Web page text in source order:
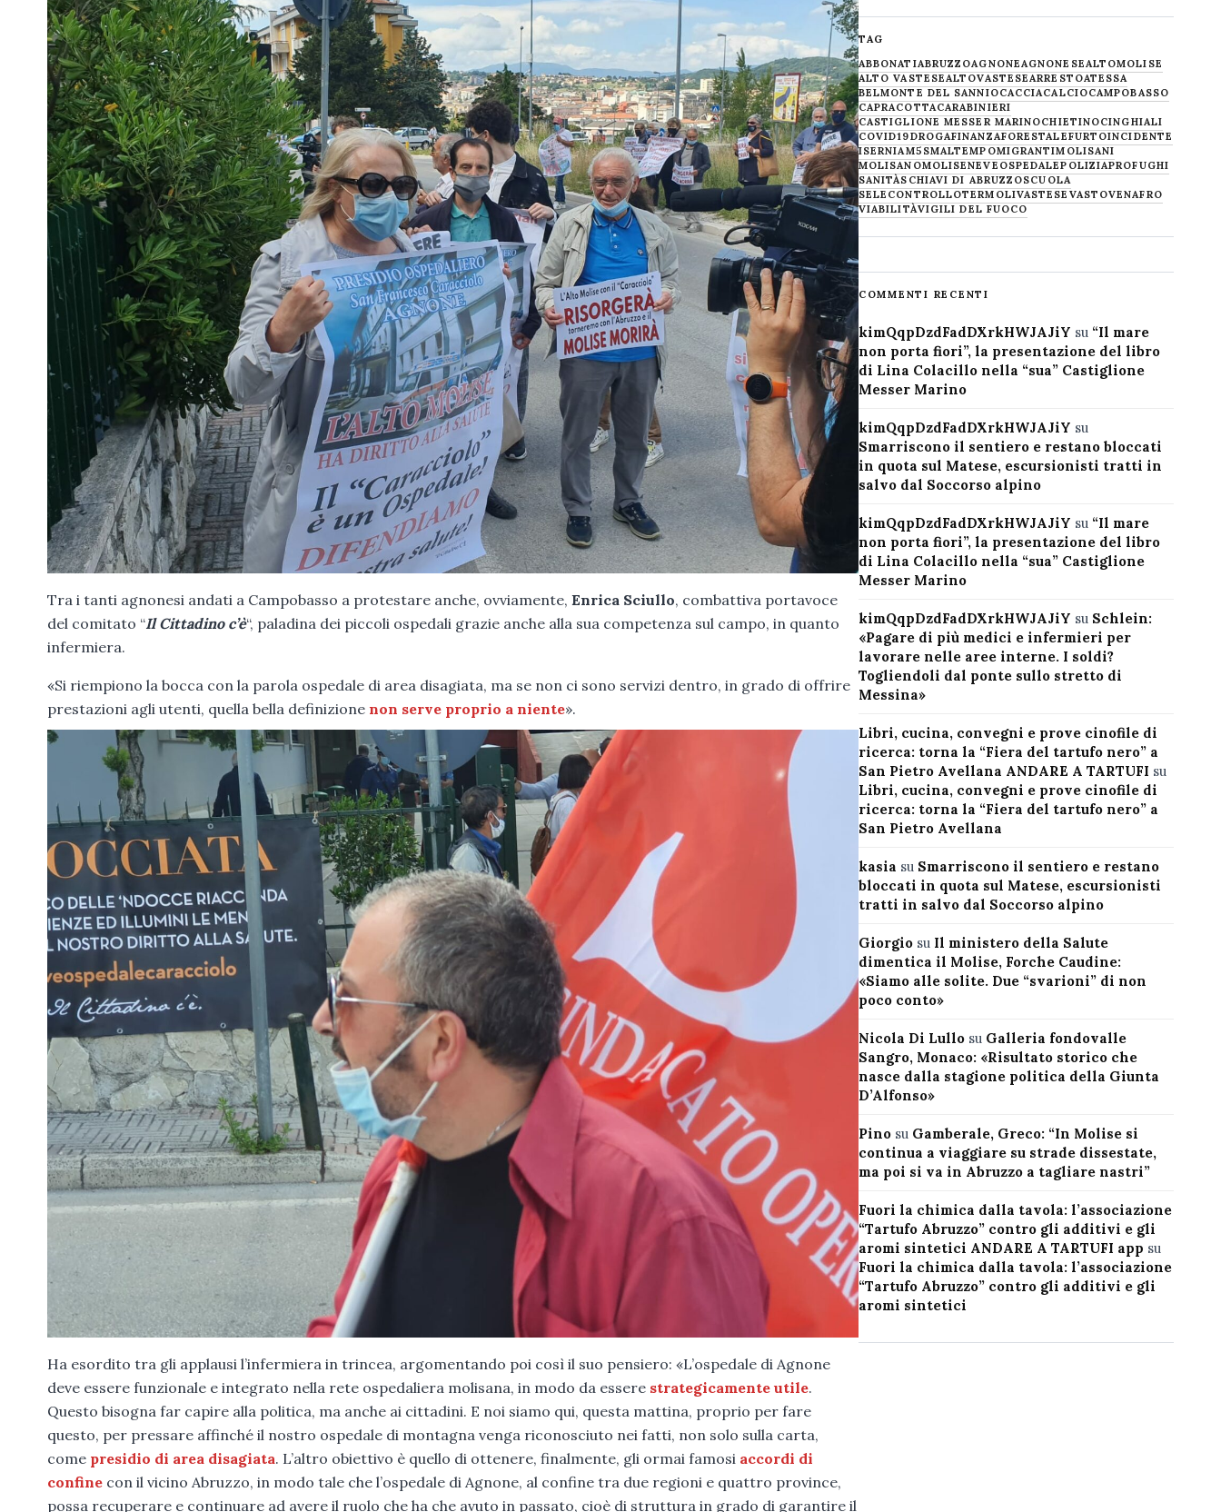
Tra i tanti agnonesi andati a Campobasso a protestare anche, ovviamente, Enrica Sciullo, combattiva portavoce
del comitato “Il Cittadino c’è“, paladina dei piccoli ospedali grazie anche alla sua competenza sul campo, in quanto
infermiera.
«Si riempiono la bocca con la parola ospedale di area disagiata, ma se non ci sono servizi dentro, in grado di offrire
prestazioni agli utenti, quella bella definizione non serve proprio a niente».
Ha esordito tra gli applausi l’infermiera in trincea, argomentando poi così il suo pensiero: «L’ospedale di Agnone
deve essere funzionale e integrato nella rete ospedaliera molisana, in modo da essere strategicamente utile.
Questo bisogna far capire alla politica, ma anche ai cittadini. E noi siamo qui, questa mattina, proprio per fare
questo, per pressare affinché il nostro ospedale di montagna venga riconosciuto nei fatti, non solo sulla carta,
come presidio di area disagiata. L’altro obiettivo è quello di ottenere, finalmente, gli ormai famosi accordi di
confine con il vicino Abruzzo, in modo tale che l’ospedale di Agnone, al confine tra due regioni e quattro province,
possa recuperare e continuare ad avere il ruolo che ha che avuto in passato, cioè di struttura in grado di garantire il
TAG
ABBONATIABRUZZOAGNONEAGNONESEALTOMOLISE
ALTO VASTESEALTOVASTESEARRESTOATESSA
BELMONTE DEL SANNIOCACCIACALCIOCAMPOBASSO
CAPRACOTTACARABINIERI
CASTIGLIONE MESSER MARINOCHIETINOCINGHIALI
COVID19DROGAFINANZAFORESTALEFURTOINCIDENTE
ISERNIAM5SMALTEMPOMIGRANTIMOLISANI
MOLISANOMOLISENEVE OSPEDALEPOLIZIAPROFUGHI
SANITÀSCHIAVI DI ABRUZZOSCUOLA
SELECONTROLLOTERMOLIVASTESE VASTOVENAFRO
VIABILITÀVIGILI DEL FUOCO
COMMENTI RECENTI
kimQqpDzdFadDXrkHWJAJiY su “Il mare
non porta fiori”, la presentazione del libro
di Lina Colacillo nella “sua” Castiglione
Messer Marino
kimQqpDzdFadDXrkHWJAJiY su
Smarriscono il sentiero e restano bloccati
in quota sul Matese, escursionisti tratti in
salvo dal Soccorso alpino
kimQqpDzdFadDXrkHWJAJiY su “Il mare
non porta fiori”, la presentazione del libro
di Lina Colacillo nella “sua” Castiglione
Messer Marino
kimQqpDzdFadDXrkHWJAJiY su Schlein:
«Pagare di più medici e infermieri per
lavorare nelle aree interne. I soldi?
Togliendoli dal ponte sullo stretto di
Messina»
Libri, cucina, convegni e prove cinofile di
ricerca: torna la “Fiera del tartufo nero” a
San Pietro Avellana ANDARE A TARTUFI su
Libri, cucina, convegni e prove cinofile di
ricerca: torna la “Fiera del tartufo nero” a
San Pietro Avellana
kasia su Smarriscono il sentiero e restano
bloccati in quota sul Matese, escursionisti
tratti in salvo dal Soccorso alpino
Giorgiosu Il ministero della Salute
dimentica il Molise, Forche Caudine:
«Siamo alle solite. Due “svarioni” di non
poco conto»
Nicola Di Lullosu Galleria fondovalle
Sangro, Monaco: «Risultato storico che
nasce dalla stagione politica della Giunta
D’Alfonso»
Pinosu Gamberale, Greco: “In Molise si
continua a viaggiare su strade dissestate,
ma poi si va in Abruzzo a tagliare nastri”
Fuori la chimica dalla tavola: l’associazione
“Tartufo Abruzzo” contro gli additivi e gli
aromi sintetici ANDARE A TARTUFI app su
Fuori la chimica dalla tavola: l’associazione
“Tartufo Abruzzo” contro gli additivi e gli
aromi sintetici